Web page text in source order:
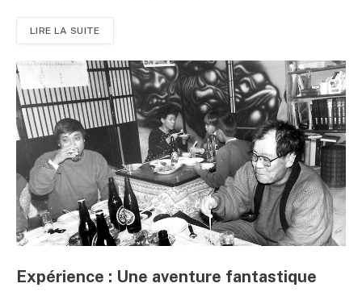
LIRE LA SUITE
Expérience : Une aventure fantastique